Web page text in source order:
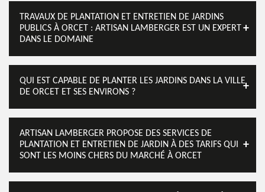
TRAVAUX DE PLANTATION ET ENTRETIEN DE JARDINS
PUBLICS À ORCET : ARTISAN LAMBERGER EST UN EXPERT
DANS LE DOMAINE
QUI EST CAPABLE DE PLANTER LES JARDINS DANS LA VILLE
DE ORCET ET SES ENVIRONS ?
ARTISAN LAMBERGER PROPOSE DES SERVICES DE
PLANTATION ET ENTRETIEN DE JARDIN À DES TARIFS QUI
SONT LES MOINS CHERS DU MARCHÉ À ORCET